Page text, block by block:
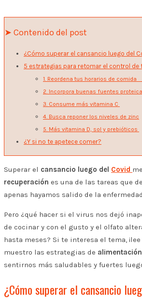
➤ Contenido del post
¿Cómo superar el cansancio luego del
5 estrategias para retomar el control de
1. Reordena tus horarios de comida
2. Incorpora buenas fuentes
3. Consume más vitamina C
4. Busca reponer los niveles de zinc
5. Más vitamina D, sol y prebióticos
¿Y si no te apetece comer?
Superar el cansancio luego del Covid
recuperación es una de las tareas que
apenas hayamos salido de la
Pero ¿qué hacer si el virus nos dejó
de cocinar y con el gusto y el olfato
hasta meses? Si te interesa el tema,
muestro las estrategias de alimentación
sentirnos más saludables y fuertes
¿Cómo superar el cansancio